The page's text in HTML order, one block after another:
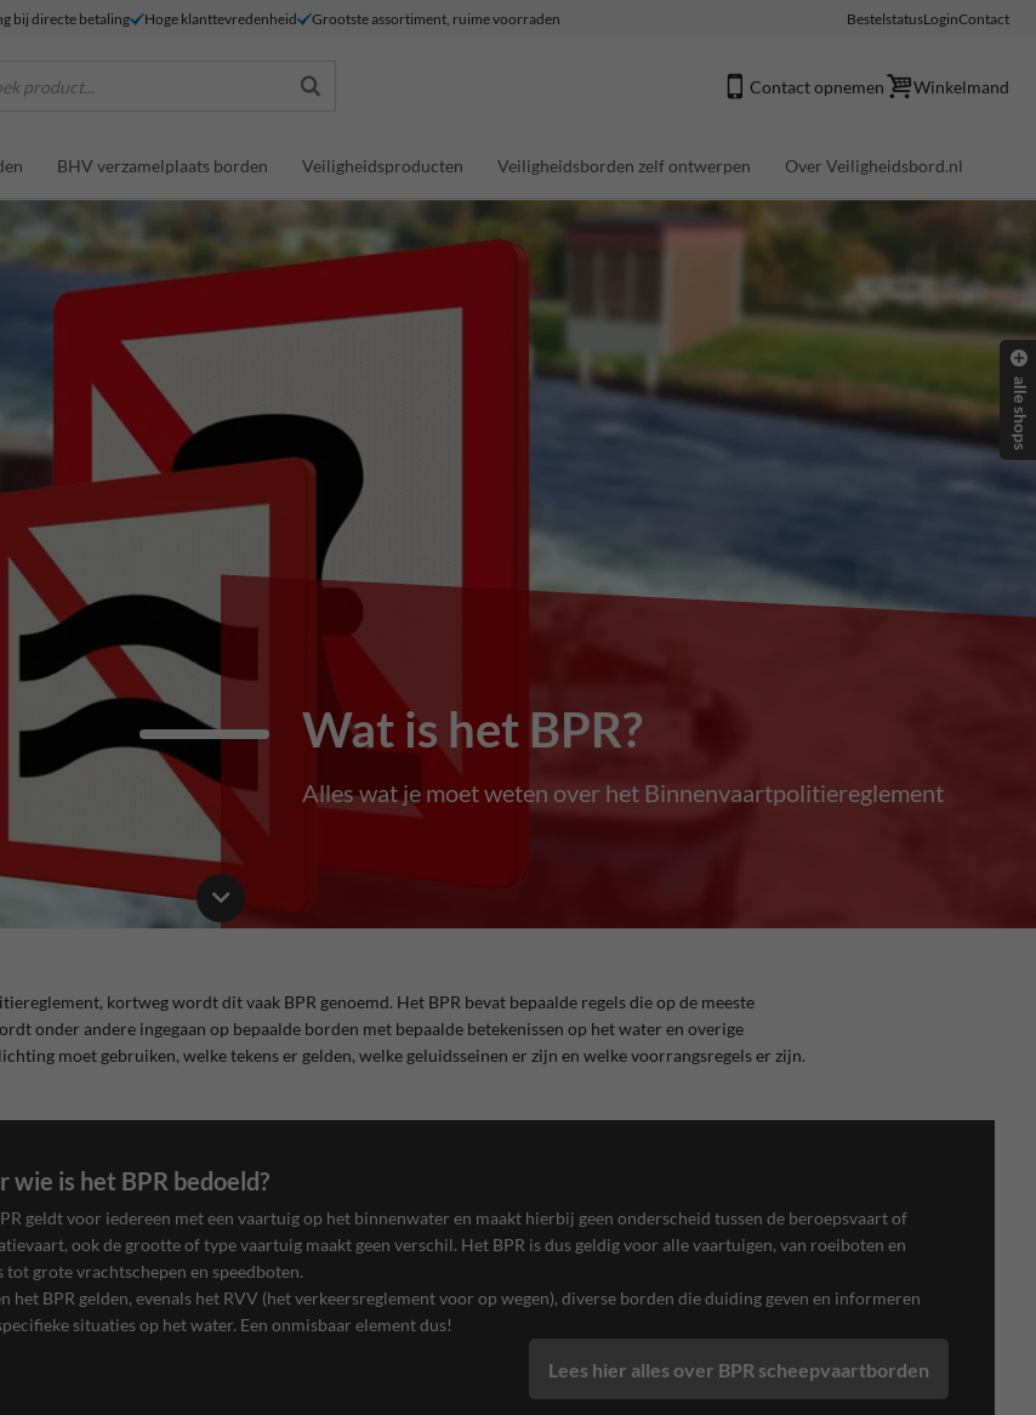
bij directe betaling Hoge klanttevredenheid Grootste assortiment, ruime voorraden BestelstatusLoginContact
product... Contact opnemen Winkelmand
BHV verzamelplaats borden Veiligheidsproducten Veiligheidsborden zelf ontwerpen Over Veiligheidsbord.nl
Wat is het BPR?
Alles wat je moet weten over het Binnenvaartpolitiereglement
kortweg wordt dit vaak BPR genoemd. Het BPR bevat bepaalde regels die op de meeste
onder andere ingegaan op bepaalde borden met bepaalde betekenissen op het water en overige
moet gebruiken, welke tekens er gelden, welke geluidsseinen er zijn en welke voorrangsregels er zijn.
wie is het BPR bedoeld?
geldt voor iedereen met een vaartuig op het binnenwater en maakt hierbij geen onderscheid tussen de beroepsvaart of
ook de grootte of type vaartuig maakt geen verschil. Het BPR is dus geldig voor alle vaartuigen, van roeiboten en
tot grote vrachtschepen en speedboten.
het BPR gelden, evenals het RVV (het verkeersreglement voor op wegen), diverse borden die duiding geven en informeren
situaties op het water. Een onmisbaar element dus!
Lees hier alles over BPR scheepvaartborden
alle shops